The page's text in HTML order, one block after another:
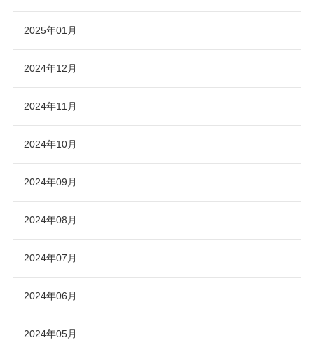
2025年01月
2024年12月
2024年11月
2024年10月
2024年09月
2024年08月
2024年07月
2024年06月
2024年05月